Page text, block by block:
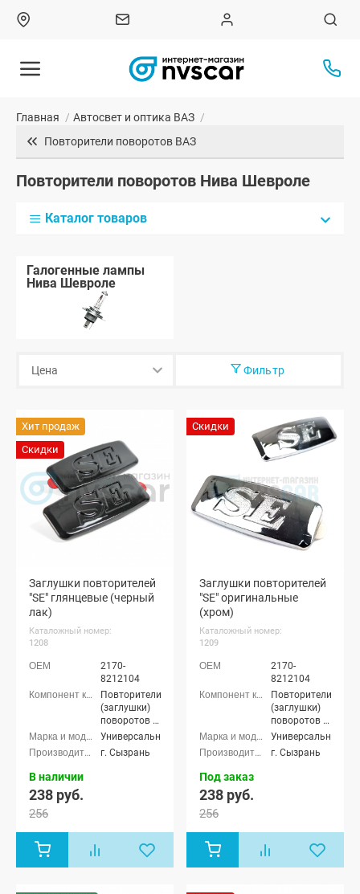
Главная / Автосвет и оптика ВАЗ /
Повторители поворотов ВАЗ
Повторители поворотов Нива Шевроле
Каталог товаров
Галогенные лампы
Нива Шевроле
Фильтр
Хит продаж
Скидки
Заглушки повторителей
"SE" глянцевые (черный
лак)
Каталожный номер:
1208
2170-
8212104
Повторители
(заглушки)
поворотов в
крылья
Универсальные
г. Сызрань
В наличии
238 руб.
256
Скидки
Заглушки повторителей
"SE" оригинальные
(хром)
Каталожный номер:
1209
2170-
8212104
Повторители
(заглушки)
поворотов в
крылья
Универсальные
г. Сызрань
Под заказ
238 руб.
256